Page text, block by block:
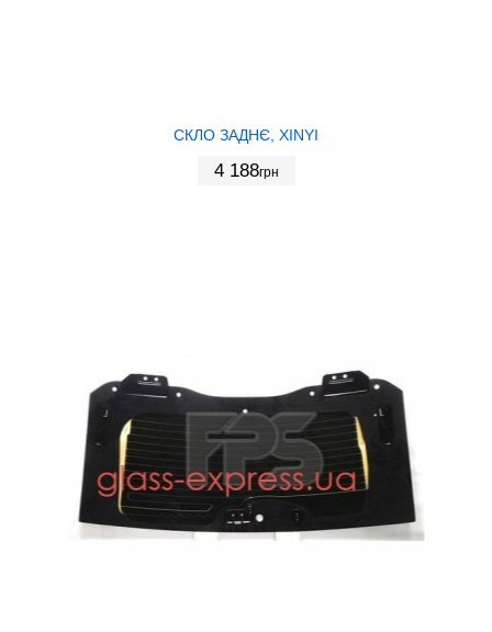
СКЛО ЗАДНЄ, XINYI
4 188грн